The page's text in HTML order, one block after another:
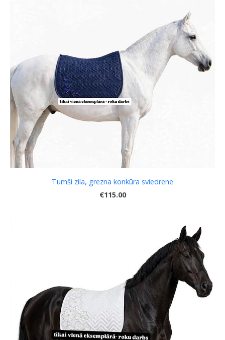
Tumši zila, grezna konkūra sviedrene
€115.00